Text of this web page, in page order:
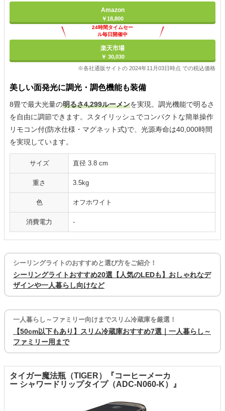
Amazon
￥18,800
24時間タイムセー
ル毎日開催中
楽天市場
￥ 30,030
※各社通販サイトの 2024年11月03日時点 での税込価格
美しい面発光に調光・調色機能も装備
8畳で最大光量の明るさ4,299ルーメンを実現。調光機能で明るさ
を自由に調節できます。スタイリッシュでコンパクトな簡単操作
リモコン付(防水仕様・マグネット式)で、光源寿命は40,000時間
を実現しています。
サイズ 直径 3.8 cm
重さ 3.5kg
色 オフホワイト
消費電力 -
シーリングライトのおすすめと選び方をご紹介！
シーリングライトおすすめ20選【人気のLEDも】おしゃれなデ
ザインや一人暮らし向けなど
一人暮らし～ファミリー向けまでスリム冷蔵庫を厳選！
【50cm以下もあり】スリム冷蔵庫おすすめ7選｜一人暮らし～
ファミリー用まで
タイガー魔法瓶（TIGER）『コーヒーメーカ
ー シャワードリップタイプ（ADC-N060-K）』